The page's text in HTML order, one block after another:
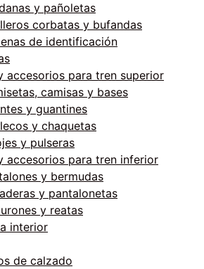
y pañoletas
corbatas y bufandas
de identificación
accesorios para tren superior
camisas y bases
y guantines
y chaquetas
y pulseras
accesorios para tren inferior
y bermudas
y pantalonetas
y reatas
interior
de calzado